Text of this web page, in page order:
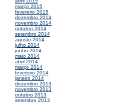
março 2015
fevereiro 2015
dezembro 2014
novembro 2014
outubro 2014
setembro 2014
agosto 2014
julho 2014
junho 2014
maio 2014
abril 2014
março 2014
fevereiro 2014
janeiro 2014
dezembro 2013
novembro 2013
outubro 2013
setembro 2013